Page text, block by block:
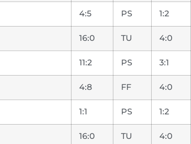
4:5 PS 1:2
16:0 TU 4:0
11:2 PS 3:1
4:8 FF 4:0
1:1 PS 1:2
16:0 TU 4:0